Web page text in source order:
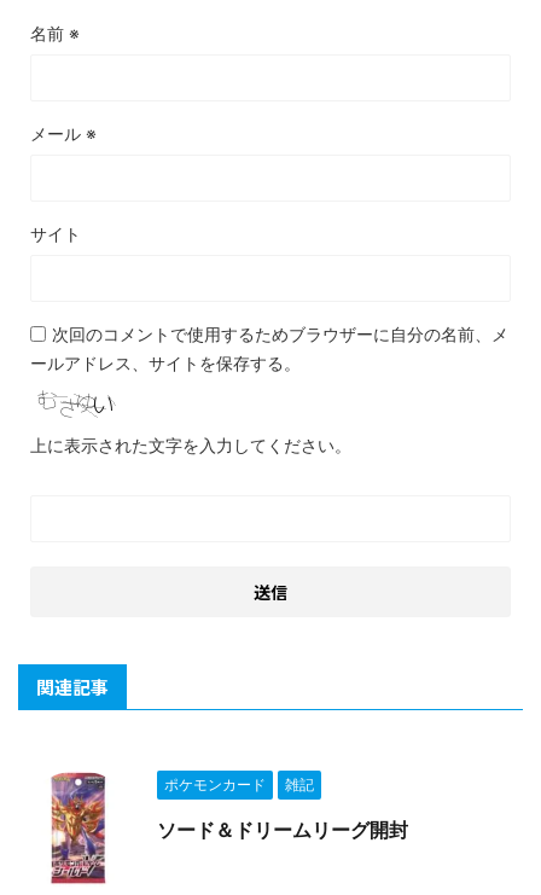
名前 ※
メール ※
サイト
次回のコメントで使用するためブラウザーに自分の名前、メ
ールアドレス、サイトを保存する。
上に表示された文字を入力してください。
関連記事
ポケモンカード 雑記
ソード＆ドリームリーグ開封